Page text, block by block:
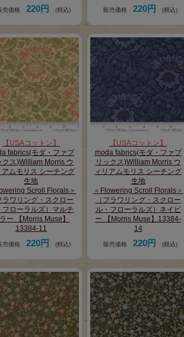
売価格 220円 (税込) 販売価格 220円 (税込)
【USAコットン】
fabrics(モダ・ファブ
クス)William Morris ウ
アムモリス シーチング
生地
Scroll Florals＞
ラワリング・スクロー
フローラルズ）マルチ
ー 【Morris Muse】
13384-11
売価格 220円 (税込)
【USAコットン】
moda fabrics(モダ・ファブ
リックス)William Morris ウ
ィリアムモリス シーチング
生地
＜Flowering Scroll Florals＞
（フラワリング・スクロー
ル・フローラルズ）ネイビ
ー 【Morris Muse】13384-
14
販売価格 220円 (税込)